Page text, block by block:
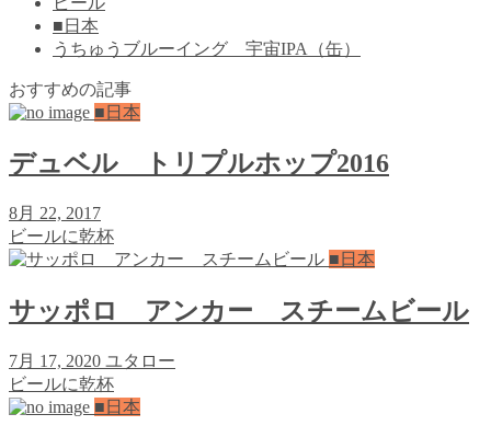
■日本
うちゅうブルーイング 宇宙IPA（缶）
おすすめの記事
■日本
デュベル トリプルホップ2016
8月 22, 2017
ビールに乾杯
■日本
サッポロ アンカー スチームビール
7月 17, 2020 ユタロー
ビールに乾杯
■日本